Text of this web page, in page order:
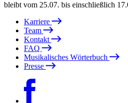
bleibt vom 25.07. bis einschließlich
Karriere
Team
Kontakt
FAQ
Musikalisches Wörterbuch
Presse